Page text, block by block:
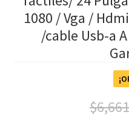
1080 / Vga /
/cable Usb-a
$6,661